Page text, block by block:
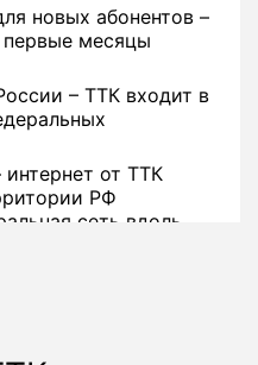
новых абонентов –
первые месяцы
– ТТК входит в
от ТТК
РФ
сеть вдоль